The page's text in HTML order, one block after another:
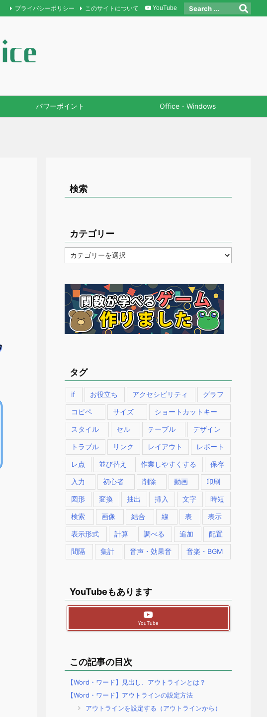
パワーポイント Office・Windows
プライバシーポリシー このサイトについて YouTube
検索
カテゴリー
テ
ー
タグ
if お役立ち アクセシビリティ グラフ
コピペ サイズ ショートカットキー
スタイル セル テーブル デザイン
トラブル リンク レイアウト レポート
レ点 並び替え 作業しやすくする 保存
入力 初心者 削除 動画 印刷
図形 変換 抽出 挿入 文字 時短
検索 画像 結合 線 表 表示
表示形式 計算 調べる 追加 配置
間隔 集計 音声・効果音 音楽・BGM
YouTubeもあります
YouTube
この記事の目次
【Word・ワード】見出し、アウトラインとは？
【Word・ワード】アウトラインの設定方法
アウトラインを設定する（アウトラインから）